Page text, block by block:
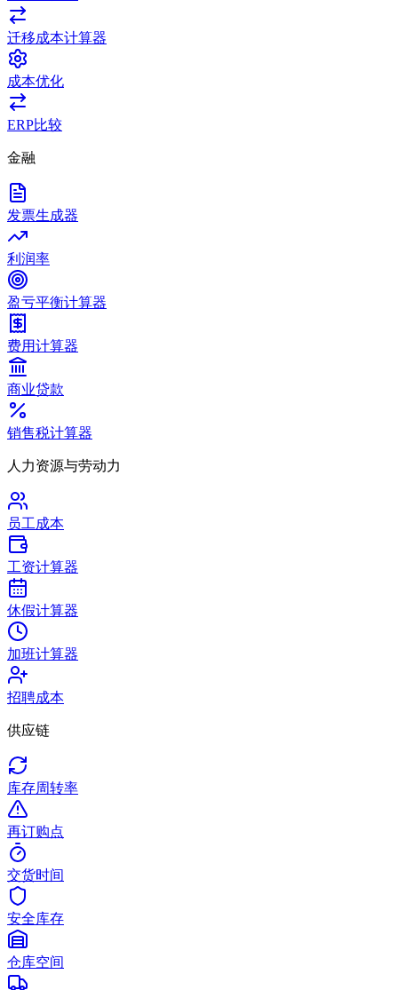
迁移成本计算器
成本优化
ERP比较
金融
发票生成器
利润率
盈亏平衡计算器
费用计算器
商业贷款
销售税计算器
人力资源与劳动力
员工成本
工资计算器
休假计算器
加班计算器
招聘成本
供应链
库存周转率
再订购点
交货时间
安全库存
仓库空间